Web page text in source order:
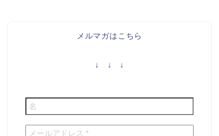
メルマガはこちら
↓ ↓ ↓